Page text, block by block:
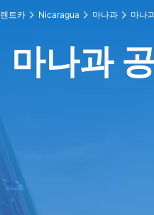
렌트카 Nicaragua 마나과 마나
마나과